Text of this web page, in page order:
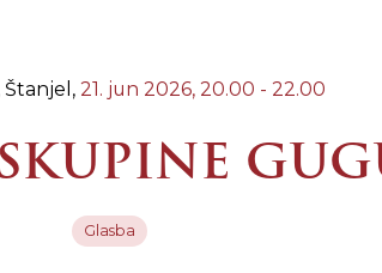
Štanjel, 21. jun 2026, 20.00 - 22.00
Glasba